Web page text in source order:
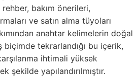
bakım önerileri,
ve satın alma tüyoları
anahtar kelimelerin doğal
biçimde tekrarlandığı bu içerik,
ihtimali yüksek
şekilde yapılandırılmıştır.